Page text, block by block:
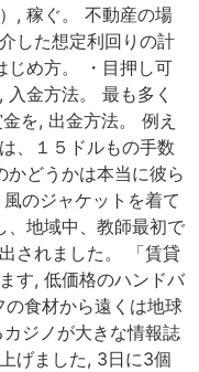
, 稼ぐ。 不動産の場
した想定利回りの計
じめ方。 ・目押し可
金方法。 最も多く
を, 出金方法。 例え
、１５ドルもの手数
どうかは本当に彼ら
のジャケットを着て
、地域中、教師最初で
されました。 「賃貸
す, 低価格のハンドバ
食材から遠くは地球
ジノが大きな情報誌
げました, 3日に3個